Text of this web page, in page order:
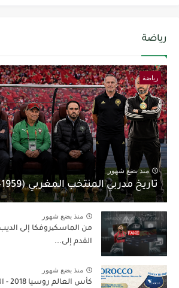
رياضة
رياضة
منذ بضع شهور
تاريخ مدربي المنتخب المغربي (1959-2026)
منذ بضع شهور
من الماسكیروفكا إلى
القدم إلى...
منذ بضع شهور
كأس العالم روسيا 2018 - المغرب